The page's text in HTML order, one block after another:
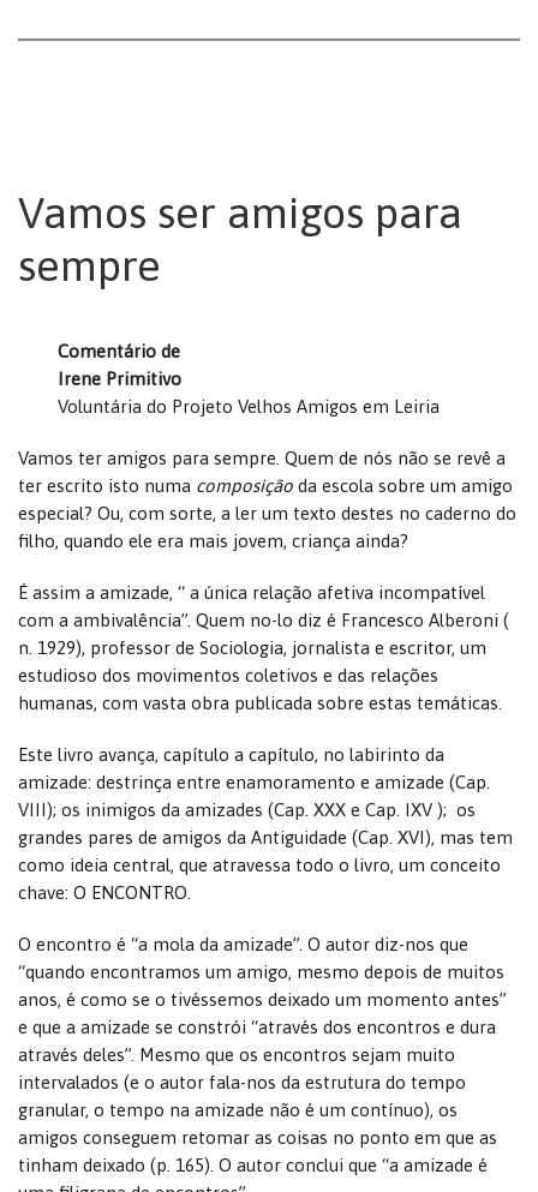
Vamos ser amigos para
sempre
Comentário de
Irene Primitivo
Voluntária do Projeto Velhos Amigos em Leiria
Vamos ter amigos para sempre. Quem de nós não se revê a
ter escrito isto numa composição da escola sobre um amigo
especial? Ou, com sorte, a ler um texto destes no caderno do
filho, quando ele era mais jovem, criança ainda?
É assim a amizade, “ a única relação afetiva incompatível
com a ambivalência”. Quem no-lo diz é Francesco Alberoni (
n. 1929), professor de Sociologia, jornalista e escritor, um
estudioso dos movimentos coletivos e das relações
humanas, com vasta obra publicada sobre estas temáticas.
Este livro avança, capítulo a capítulo, no labirinto da
amizade: destrinça entre enamoramento e amizade (Cap.
VIII); os inimigos da amizades (Cap. XXX e Cap. IXV ); os
grandes pares de amigos da Antiguidade (Cap. XVI), mas tem
como ideia central, que atravessa todo o livro, um conceito
chave: O ENCONTRO.
O encontro é “a mola da amizade”. O autor diz-nos que
“quando encontramos um amigo, mesmo depois de muitos
anos, é como se o tivéssemos deixado um momento antes”
e que a amizade se constrói “através dos encontros e dura
através deles”. Mesmo que os encontros sejam muito
intervalados (e o autor fala-nos da estrutura do tempo
granular, o tempo na amizade não é um contínuo), os
amigos conseguem retomar as coisas no ponto em que as
tinham deixado (p. 165). O autor conclui que “a amizade é